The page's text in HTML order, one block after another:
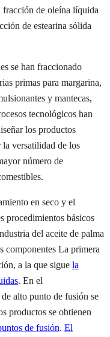
fracción de oleína líquida
de estearina sólida
se han fraccionado
primas para margarina,
y mantecas,
tecnológicos han
los productos
la versatilidad de los
número de
en seco y el
procedimientos básicos
del aceite de palma
componentes La primera
a la que sigue la
. En el
alto punto de fusión se
productos se obtienen
de fusión. El